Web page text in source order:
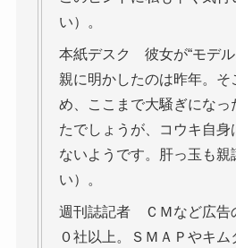
い）。
本紙デスク 彼女が“モデル
親に明かしたのは昨年。そ
め、ここまで大騒ぎになっ
たでしょうが、コウキ自身
ないようです。肝っ玉も親
い）。
週刊誌記者 ＣＭなど広告
０社以上。ＳＭＡＰやキム